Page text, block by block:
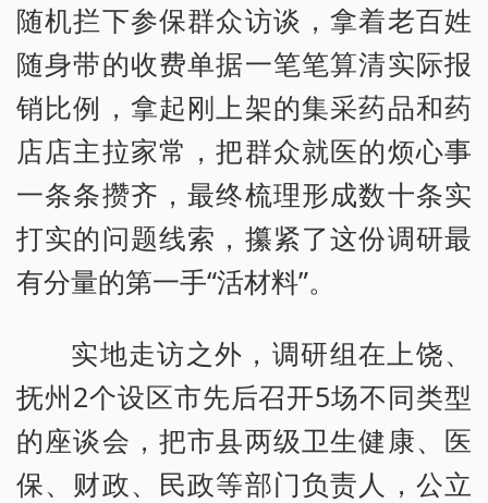
随机拦下参保群众访谈，拿着老百姓
随身带的收费单据一笔笔算清实际报
销比例，拿起刚上架的集采药品和药
店店主拉家常，把群众就医的烦心事
一条条攒齐，最终梳理形成数十条实
打实的问题线索，攥紧了这份调研最
有分量的第一手“活材料”。
实地走访之外，调研组在上饶、
抚州2个设区市先后召开5场不同类型
的座谈会，把市县两级卫生健康、医
保、财政、民政等部门负责人，公立